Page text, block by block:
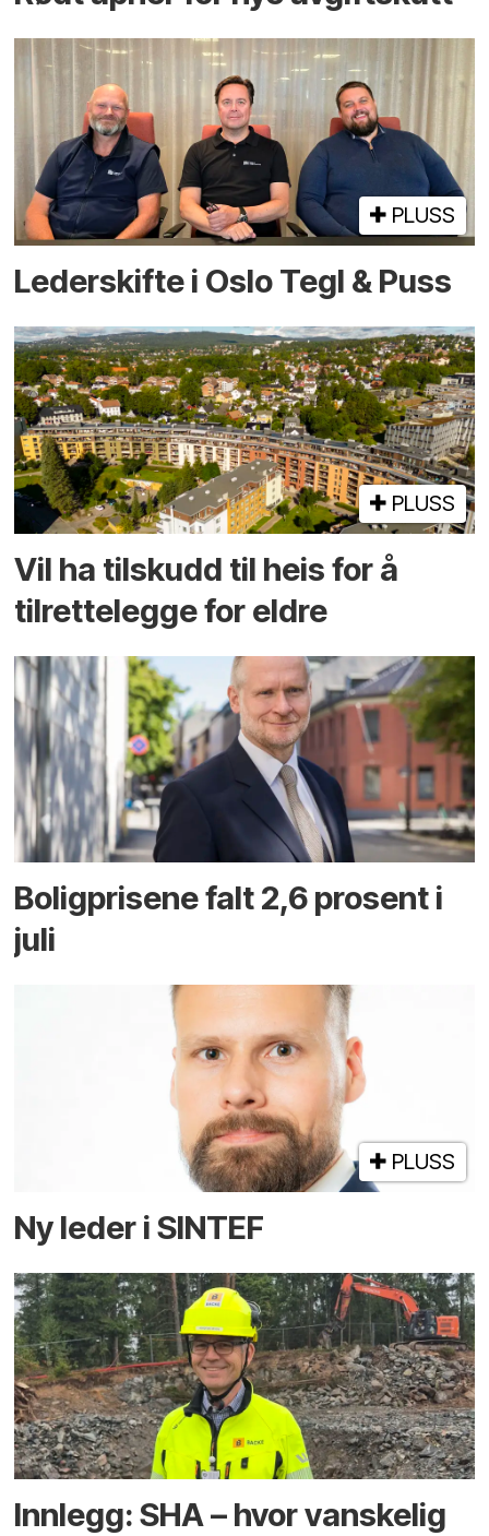
PLUSS
Lederskifte i Oslo Tegl & Puss
PLUSS
Vil ha tilskudd til heis for å
tilrettelegge for eldre
Boligprisene falt 2,6 prosent i
juli
PLUSS
Ny leder i SINTEF
Innlegg: SHA – hvor vanskelig